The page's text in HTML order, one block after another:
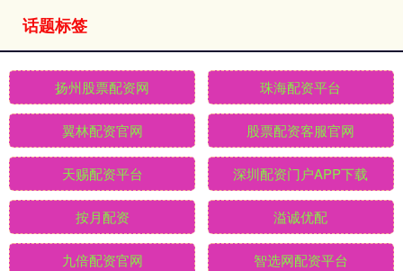
话题标签
扬州股票配资网 珠海配资平台
翼林配资官网 股票配资客服官网
天赐配资平台 深圳配资门户APP下载
按月配资 溢诚优配
九倍配资官网 智选网配资平台